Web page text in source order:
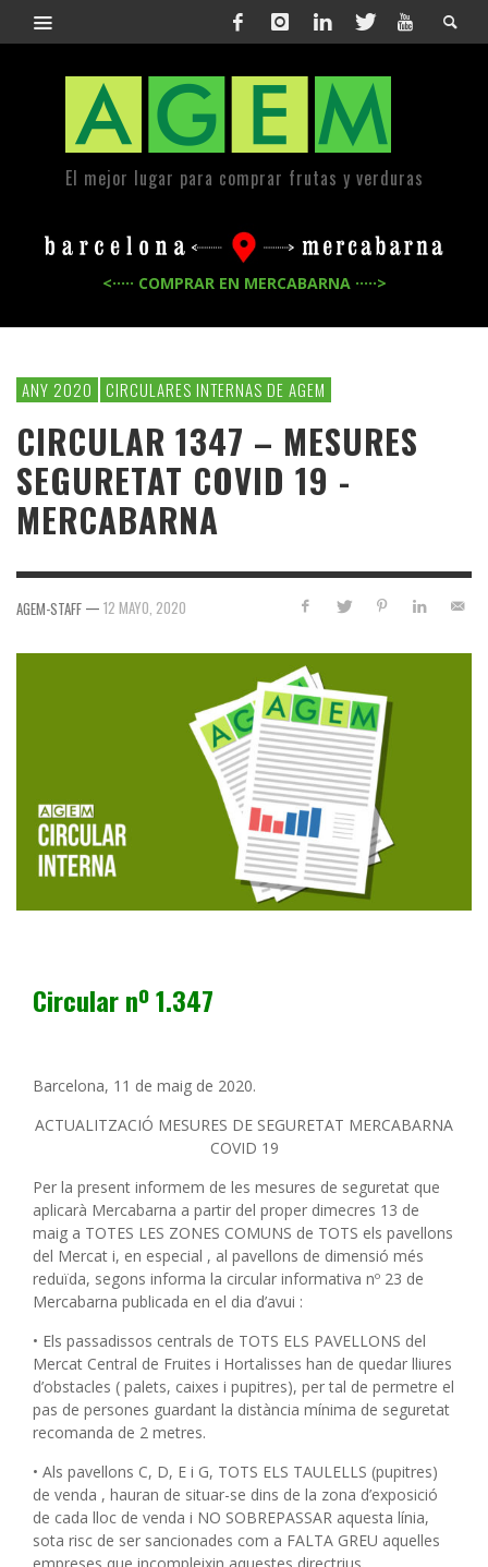
El mejor lugar para comprar frutas y verduras
<····· COMPRAR EN MERCABARNA ·····>
ANY 2020 CIRCULARES INTERNAS DE AGEM
CIRCULAR 1347 – MESURES
SEGURETAT COVID 19 -
MERCABARNA
AGEM-STAFF — 12 MAYO, 2020
Circular nº 1.347
Barcelona, 11 de maig de 2020.
ACTUALITZACIÓ MESURES DE SEGURETAT MERCABARNA
COVID 19
Per la present informem de les mesures de seguretat que
aplicarà Mercabarna a partir del proper dimecres 13 de
maig a TOTES LES ZONES COMUNS de TOTS els pavellons
del Mercat i, en especial , al pavellons de dimensió més
reduïda, segons informa la circular informativa nº 23 de
Mercabarna publicada en el dia d’avui :
• Els passadissos centrals de TOTS ELS PAVELLONS del
Mercat Central de Fruites i Hortalisses han de quedar lliures
d’obstacles ( palets, caixes i pupitres), per tal de permetre el
pas de persones guardant la distància mínima de seguretat
recomanda de 2 metres.
• Als pavellons C, D, E i G, TOTS ELS TAULELLS (pupitres)
de venda , hauran de situar-se dins de la zona d’exposició
de cada lloc de venda i NO SOBREPASSAR aquesta línia,
sota risc de ser sancionades com a FALTA GREU aquelles
empreses que incompleixin aquestes directrius.